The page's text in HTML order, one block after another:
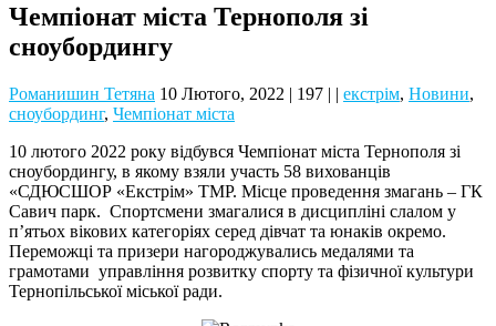
Чемпіонат міста Тернополя зі
сноубордингу
Романишин Тетяна 10 Лютого, 2022 | 197 | | екстрім, Новини,
сноубординг, Чемпіонат міста
10 лютого 2022 року відбувся Чемпіонат міста Тернополя зі
сноубордингу, в якому взяли участь 58 вихованців
«СДЮСШОР «Екстрім» ТМР. Місце проведення змагань – ГК
Савич парк. Спортсмени змагалися в дисципліні слалом у
п’ятьох вікових категоріях серед дівчат та юнаків окремо.
Переможці та призери нагороджувались медалями та
грамотами управління розвитку спорту та фізичної культури
Тернопільської міської ради.